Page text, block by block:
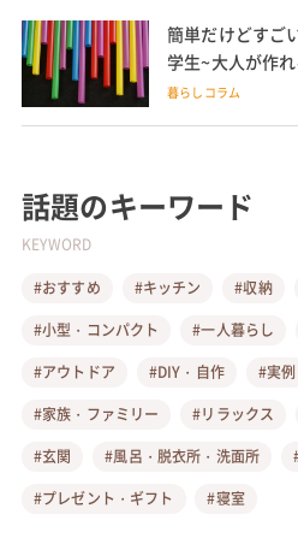
簡単だけどすご
学生~大人が作
暮らしコラム
話題のキーワード
KEYWORD
#おすすめ
#キッチン #収納
#小型・コンパクト
#一人暮らし
#アウトドア
#DIY・自作 #実例
#家族・ファミリー
#リラックス
#玄関
#風呂・脱衣所・洗面所
#プレゼント・ギフト
#寝室